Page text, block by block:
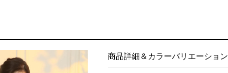
商品詳細＆カラーバリエーション